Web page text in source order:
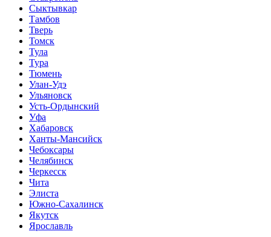
Сыктывкар
Тамбов
Тверь
Томск
Тула
Тура
Тюмень
Улан-Удэ
Ульяновск
Усть-Ордынский
Уфа
Хабаровск
Ханты-Мансийск
Чебоксары
Челябинск
Черкесск
Чита
Элиста
Южно-Сахалинск
Якутск
Ярославль